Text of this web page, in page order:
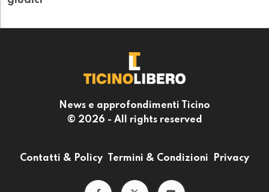
News e approfondimenti Ticino
© 2026 - All rights reserved
Contatti & Policy Termini & Condizioni Privacy